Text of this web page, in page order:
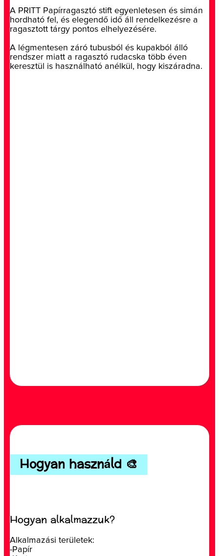
A PRITT Papírragasztó stift egyenletesen és simán
hordható fel, és elegendő idő áll rendelkezésre a
ragasztott tárgy pontos elhelyezésére.
A légmentesen záró tubusból és kupakból álló
rendszer miatt a ragasztó rudacska több éven
keresztül is használható anélkül, hogy kiszáradna.
Hogyan használd 🎨
Hogyan alkalmazzuk?
Alkalmazási területek:
-Papír